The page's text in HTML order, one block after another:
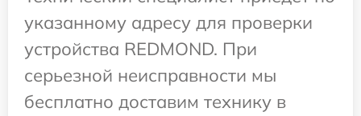
указанному адресу для проверки
устройства REDMOND. При
серьезной неисправности мы
бесплатно доставим технику в